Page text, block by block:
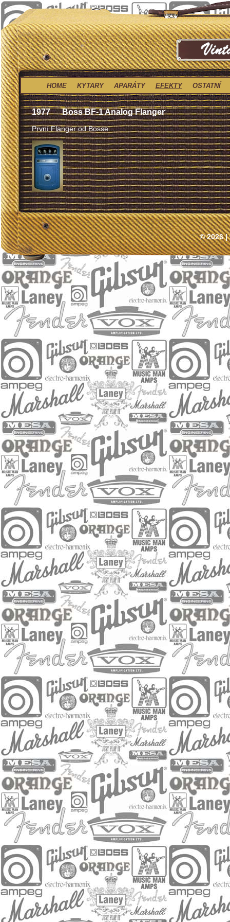
HOME KYTARY APARÁTY EFEKTY OSTATNÍ
1977 Boss BF-1 Analog Flanger
První Flanger od Bosse.
© 2026 |